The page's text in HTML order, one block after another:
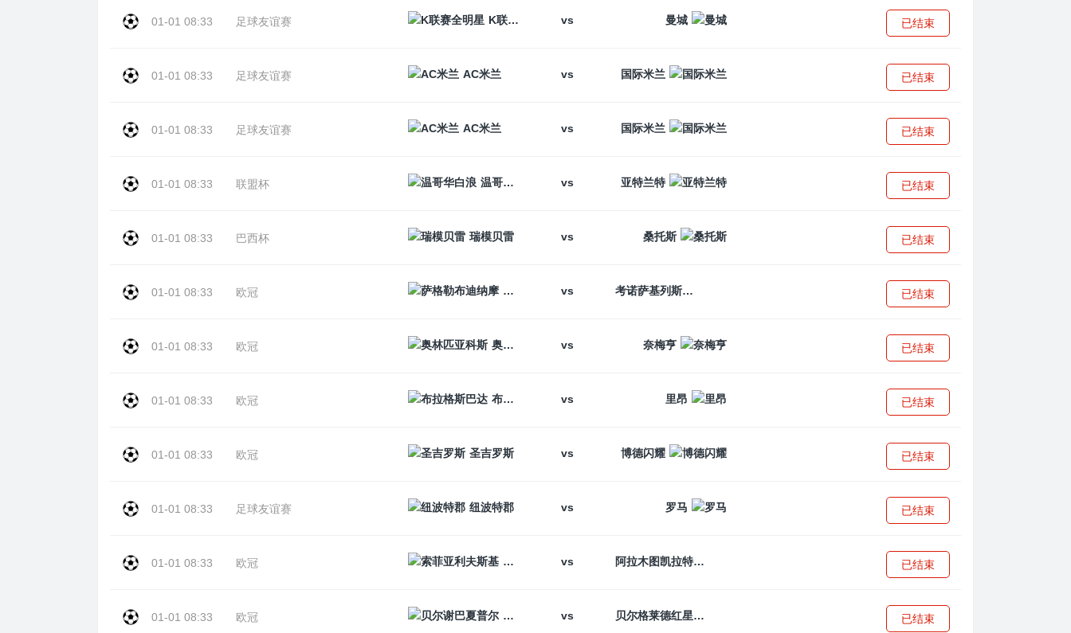
01-01 08:33 足球友谊赛 K联赛全明星 vs 曼城 已结束
01-01 08:33 足球友谊赛 AC米兰 vs 国际米兰 已结束
01-01 08:33 足球友谊赛 AC米兰 vs 国际米兰 已结束
01-01 08:33 联盟杯 温哥华白浪 vs 亚特兰特 已结束
01-01 08:33 巴西杯 瑞模贝雷 vs 桑托斯 已结束
01-01 08:33 欧冠 萨格勒布迪纳摩
vs 考诺萨基列斯 已结束
01-01 08:33 欧冠 奥林匹亚科斯 vs 奈梅亨 已结束
01-01 08:33 欧冠 布拉格斯巴达 vs 里昂 已结束
01-01 08:33 欧冠 圣吉罗斯 vs 博德闪耀 已结束
01-01 08:33 足球友谊赛 纽波特郡 vs 罗马 已结束
01-01 08:33 欧冠 索菲亚利夫斯基
vs 阿拉木图凯拉特 已结束
01-01 08:33 欧冠 贝尔谢巴夏普尔
vs 贝尔格莱德红星 已结束